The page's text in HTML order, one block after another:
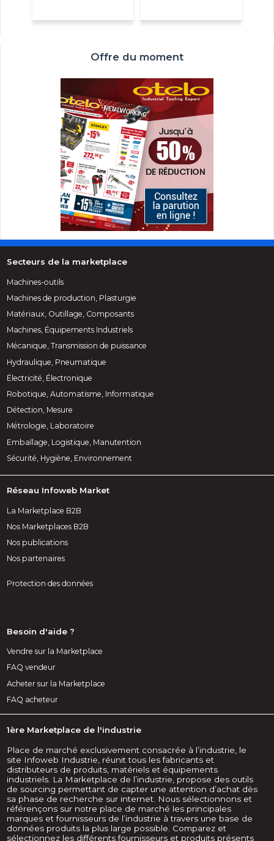
Offre du moment
Secteurs de la marketplace
Machines-outils
Machines de production, Plasturgie
Matériaux, Outillage, Composants
Machines, Équipements Industriels
Mécanique, Transmission de puissance
Hydraulique, Pneumatique
Électricité, Électronique
Robotique, Automatisme, Informatique
Détection, Mesure
Métrologie, Laboratoire
Emballage, Logistique, Manutention
Sécurité, Hygiène, Environnement
Réseau Infoweb Market
La Marketplace B2B
Nos Marketplaces B2B
Nos publications
Nos partenaires
Protection des données
Besoin d'aide ?
Vendre sur la Marketplace
FAQ vendeur
Acheter sur la Marketplace
FAQ acheteur
1ère Marketplace de l'industrie
Place de marché exclusivement consacrée à l’industrie, le
site Infoweb Industrie, réunit tous les fabricants et
distributeurs de produits, matériels et équipements
industriels. La Marketplace de l’industrie, propose des outils
de sourcing permettant de capter une attention d’achat dès
sa phase de recherche sur internet. Nous sélectionnons et
référençons sur notre place de marché les principales
marques et fournisseurs de l’industrie à travers une base de
données produits la plus large possible. Comparez et
sélectionnez les différents fournisseurs et produits présents